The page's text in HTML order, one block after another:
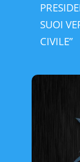
SUOI
CIVILE”